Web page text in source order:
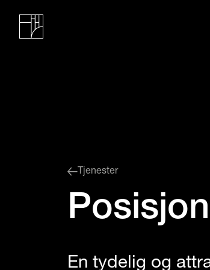
Tjenester
En tydelig og